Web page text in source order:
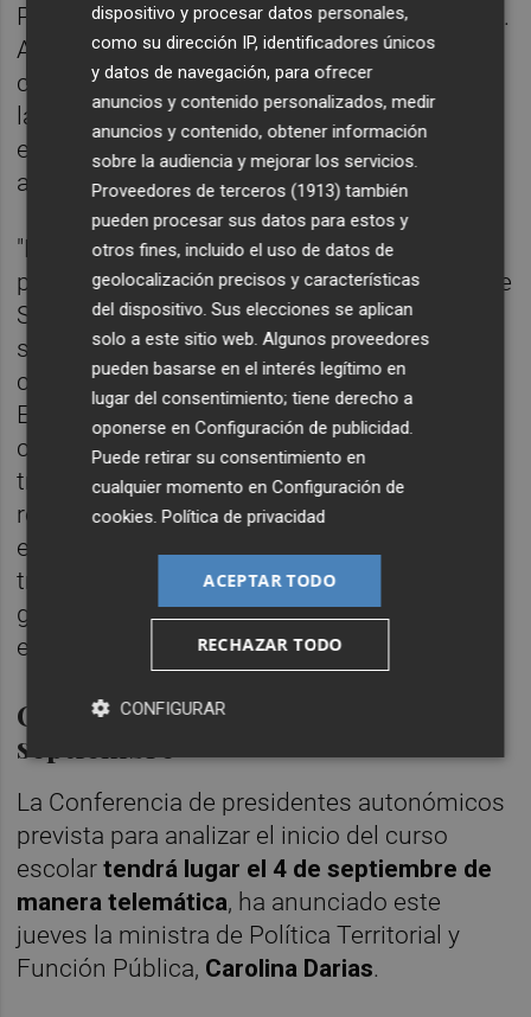
Podemos, ha criticado su "falta de liderazgo".
Así, ha destacado que se han celebrado
cinco conferencias sectoriales, y ha definido
la sexta, esta última como una "novedad" en
el país por ser conjunta para dar un servicio
a la sociedad.
"El objetivo es doble, dar el mayor grado de
presencialidad en Infantil, Primaria y parte de
Secundaria y conseguir vuelta una segura,
saludable y sostenible para toda la
comunidad educativa --ha asegurado.
Estamos trabajando para garantizar la
continuidad de la formación y hemos
trabajado conjunta y coordinadamente
respetando la distribución competencial. En
esto ciframos la cogobernanza. Hay mucho
trabajo hecho porque nuestro objetivo es
garantizar el derecho de los menores a la
educación en un entorno seguro".
Conferencia de presidentes el 4 de
septiembre
La Conferencia de presidentes autonómicos
prevista para analizar el inicio del curso
escolartendrá lugar el 4 de septiembre de
manera telemática, ha anunciado este
jueves la ministra de Política Territorial y
Función Pública, Carolina Darias.
dispositivo y procesar datos personales,
como su dirección IP, identificadores únicos
y datos de navegación, para ofrecer
anuncios y contenido personalizados, medir
anuncios y contenido, obtener información
sobre la audiencia y mejorar los servicios.
Proveedores de terceros (1913) también
pueden procesar sus datos para estos y
otros fines, incluido el uso de datos de
geolocalización precisos y características
del dispositivo. Sus elecciones se aplican
solo a este sitio web. Algunos proveedores
pueden basarse en el interés legítimo en
lugar del consentimiento; tiene derecho a
oponerse enConfiguración de publicidad.
Puede retirar su consentimiento en
cualquier momento enConfiguración de
cookies.Política de privacidad
ACEPTAR TODO
RECHAZAR TODO
CONFIGURAR